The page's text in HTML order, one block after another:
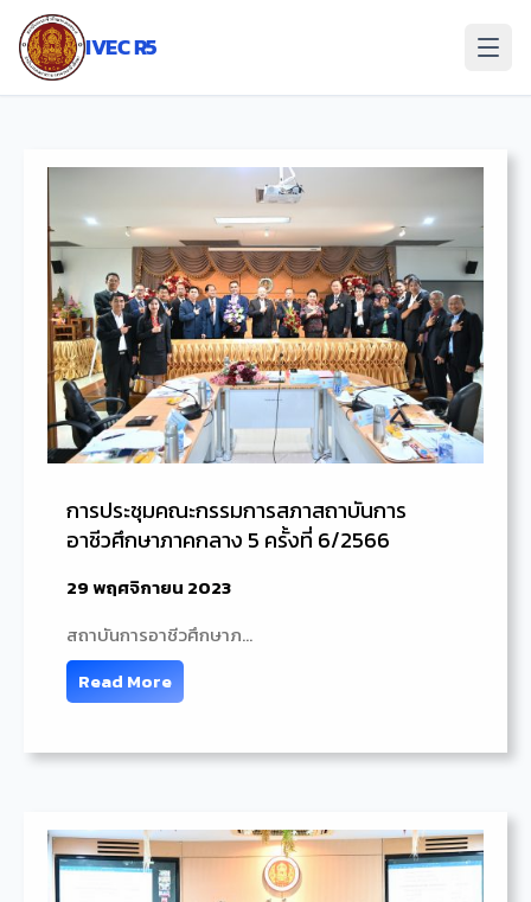
ข้าม
IVEC R5
การประชุมคณะกรรมการสภาสถาบันการ
อาชีวศึกษาภาคกลาง 5 ครั้งที่ 6/2566
29 พฤศจิกายน 2023
สถาบันการอาชีวศึกษาภ…
Read More